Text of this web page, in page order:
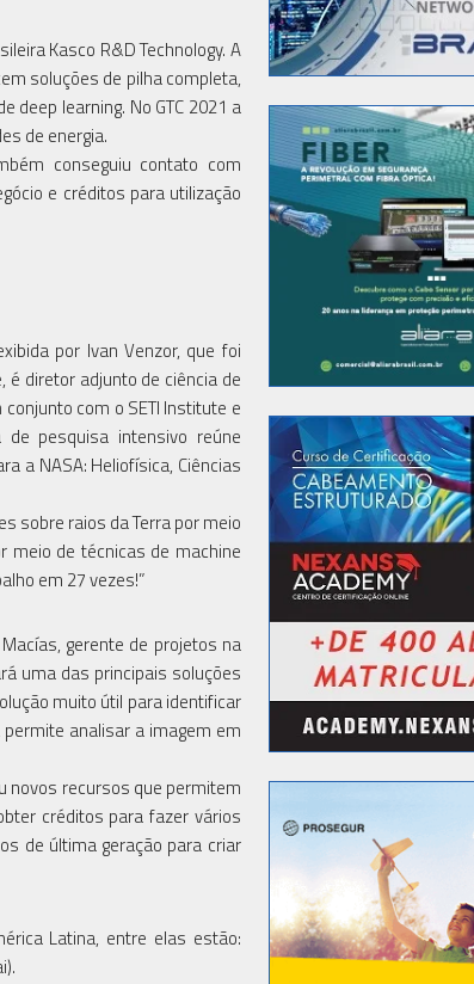
Kasco R&D Technology. A
soluções de pilha completa,
learning. No GTC 2021 a
de energia.
conseguiu contato com
e créditos para utilização
por Ivan Venzor, que foi
é diretor adjunto de ciência de
com o SETI Institute e
de pesquisa intensivo reúne
a NASA: Heliofísica, Ciências
sobre raios da Terra por meio
meio de técnicas de machine
em 27 vezes!”
gerente de projetos na
uma das principais soluções
muito útil para identificar
analisar a imagem em
novos recursos que permitem
créditos para fazer vários
de última geração para criar
Latina, entre elas estão: